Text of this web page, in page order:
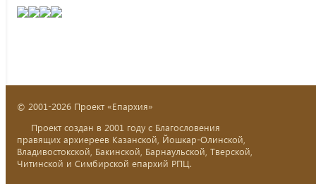
© 2001-2026 Проект «Епархия»
Проект создан в 2001 году с Благословения
правящих архиереев Казанской, Йошкар-Олинской,
Владивостокской, Бакинской, Барнаульской, Тверской,
Читинской и Симбирской епархий РПЦ.